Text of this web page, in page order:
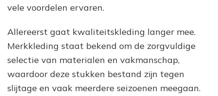
vele voordelen ervaren.
Allereerst gaat kwaliteitskleding langer mee.
Merkkleding staat bekend om de zorgvuldige
selectie van materialen en vakmanschap,
waardoor deze stukken bestand zijn tegen
slijtage en vaak meerdere seizoenen meegaan.